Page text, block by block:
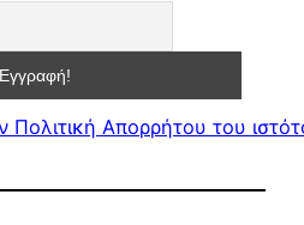
Πολιτική Απορρήτου του